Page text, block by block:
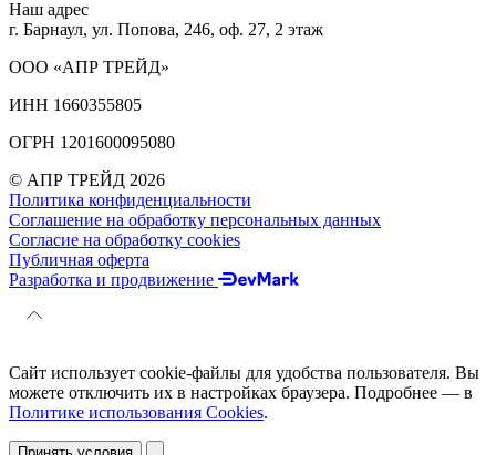
Наш адрес
г. Барнаул, ул. Попова, 246, оф. 27, 2 этаж
ООО «АПР ТРЕЙД»
ИНН 1660355805
ОГРН 1201600095080
© АПР ТРЕЙД 2026
Политика конфиденциальности
Соглашение на обработку персональных данных
Согласие на обработку cookies
Публичная оферта
Разработка и продвижение
Сайт использует cookie-файлы для удобства пользователя. Вы
можете отключить их в настройках браузера. Подробнее — в
Политике использования Cookies.